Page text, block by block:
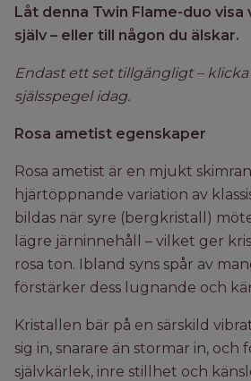
Låt denna Twin Flame-duo visa
själv – eller till någon du älskar.
Endast ett set tillgängligt –
själsspegel idag.
Rosa ametist egenskaper
Rosa ametist är en mjukt
hjärtöppnande variation av
bildas när syre (bergkristall)
lägre järninnehåll – vilket ger
rosa ton. Ibland syns spår av
förstärker dess lugnande och
Kristallen bär på en särskild
sig in, snarare än stormar in, och
självkärlek, inre stillhet och